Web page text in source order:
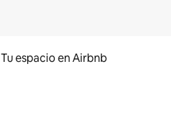
Tu espacio en Airbnb